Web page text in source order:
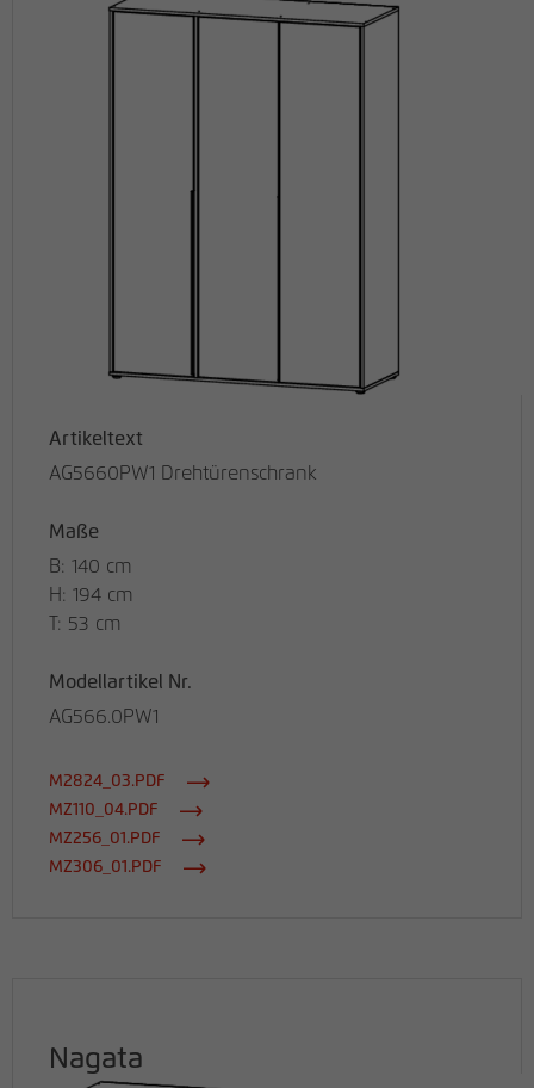
Artikeltext
AG5660PW1 Drehtürenschrank
Maße
B: 140 cm
H: 194 cm
T: 53 cm
Modellartikel Nr.
AG566.0PW1
M2824_03.PDF
MZ110_04.PDF
MZ256_01.PDF
MZ306_01.PDF
Nagata